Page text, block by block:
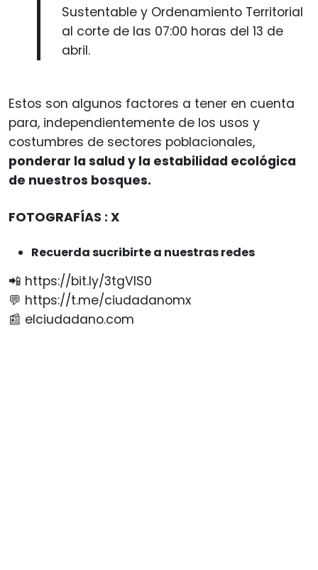
Sustentable y Ordenamiento Territorial
al corte de las 07:00 horas del 13 de
abril.
Estos son algunos factores a tener en cuenta
para, independientemente de los usos y
costumbres de sectores poblacionales,
ponderar la salud y la estabilidad ecológica
de nuestros bosques.
FOTOGRAFÍAS : X
Recuerda sucribirte a nuestras redes
📲 https://bit.ly/3tgVlS0
💬 https://t.me/ciudadanomx
📰 elciudadano.com